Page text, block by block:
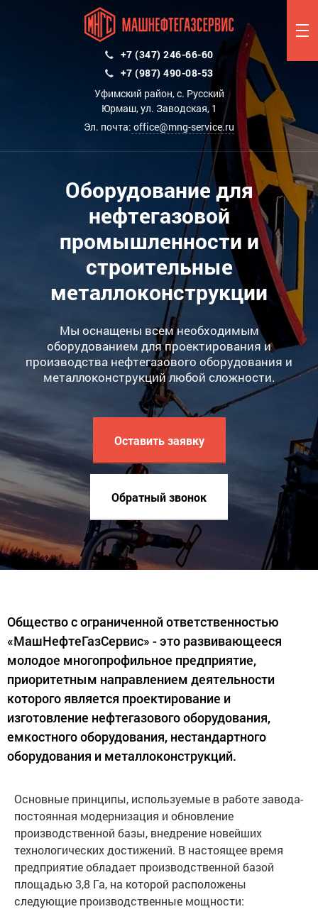
+7 (347) 246-66-60
+7 (987) 490-08-53
Уфимский район, с. Русский
Юрмаш, ул. Заводская, 1
Эл. почта: office@mng-service.ru
Оборудование для
нефтегазовой
промышленности и
строительные
металлоконструкции
Мы оснащены всем необходимым
оборудованием для проектирования и
производства нефтегазового оборудования и
металлоконструкций любой сложности.
Оставить заявку
Обратный звонок
Общество с ограниченной ответственностью
«МашНефтеГазСервис» - это развивающееся
молодое многопрофильное предприятие,
приоритетным направлением деятельности
которого является проектирование и
изготовление нефтегазового оборудования,
емкостного оборудования, нестандартного
оборудования и металлоконструкций.
Основные принципы, используемые в работе завода-
постоянная модернизация и обновление
производственной базы, внедрение новейших
технологических достижений. В настоящее время
предприятие обладает производственной базой
площадью 3,8 Га, на которой расположены
следующие производственные мощности: